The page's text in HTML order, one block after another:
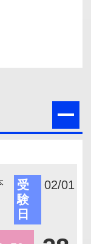
受
験
日
02/01